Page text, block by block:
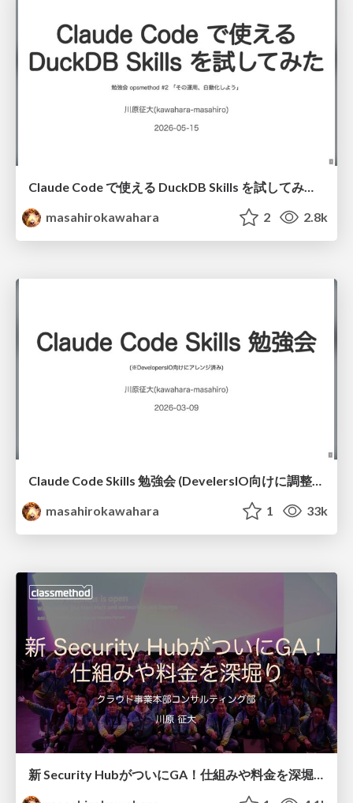
masahirokawahara
2 2.8k
Claude Code Skills 勉強会 (DevelersIO向けに調整済み) / claude code skills for devio
masahirokawahara
1 33k
新 Security HubがついにGA！仕組みや料金を深堀り #AWSreInvent #regrowth / AWS Security Hub Advanced GA